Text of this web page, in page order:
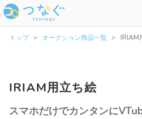
トップ オークション商品一覧 IRIAM
IRIAM用立ち絵
スマホだけでカンタンに